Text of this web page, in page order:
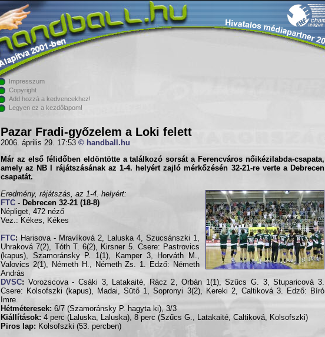
Impresszum
Copyright
Add hozzá a kedvencekhez!
Legyen ez a kezdőlapom!
Pazar Fradi-győzelem a Loki felett
2006. április 29. 17:53 © handball.hu
Már az első félidőben eldöntötte a találkozó sorsát a Ferencváros nőikézilabda-csapata,
amely az NB I rájátszásának az 1-4. helyért zajló mérkőzésén 32-21-re verte a Debrecen
csapatát.
Eredmény, rájátszás, az 1-4. helyért:
FTC - Debrecen 32-21 (18-8)
Népliget, 472 néző
Vez.: Kékes, Kékes
FTC: Harisova - Mravíková 2, Laluska 4, Szucsánszki 1,
Uhraková 7(2), Tóth T. 6(2), Kirsner 5. Csere: Pastrovics
(kapus), Szamoránsky P. 1(1), Kamper 3, Horváth M.,
Valovics 2(1), Németh H., Németh Zs. 1. Edző: Németh
András
DVSC: Vorozscova - Csáki 3, Latakaité, Rácz 2, Orbán 1(1), Szűcs G. 3, Stuparicová 3.
Csere: Kolsofszki (kapus), Madai, Sütő 1, Sopronyi 3(2), Kereki 2, Caltiková 3. Edző: Bíró
Imre.
Hétméteresek: 6/7 (Szamoránsky P. hagyta ki), 3/3
Kiállítások: 4 perc (Laluska, Laluska), 8 perc (Szűcs G., Latakaité, Caltiková, Kolsofszki)
Piros lap: Kolsofszki (53. percben)